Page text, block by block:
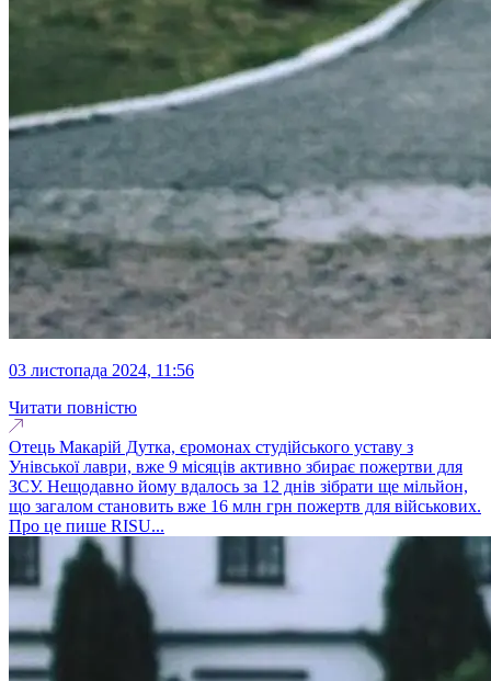
03 листопада 2024, 11:56
Читати повністю
Отець Макарій Дутка, єромонах студійського уставу з
Унівської лаври, вже 9 місяців активно збирає пожертви для
ЗСУ. Нещодавно йому вдалось за 12 днів зібрати ще мільйон,
що загалом становить вже 16 млн грн пожертв для військових.
Про це пише RISU...